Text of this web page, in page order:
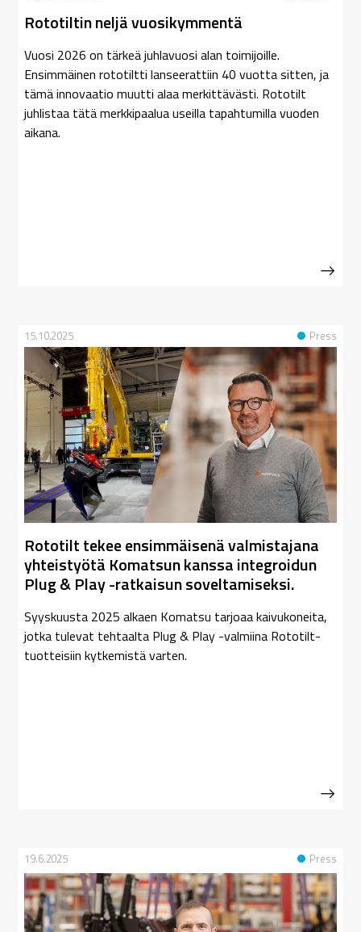
Rototiltin neljä vuosikymmentä
Vuosi 2026 on tärkeä juhlavuosi alan toimijoille.
Ensimmäinen rototiltti lanseerattiin 40 vuotta sitten, ja
tämä innovaatio muutti alaa merkittävästi. Rototilt
juhlistaa tätä merkkipaalua useilla tapahtumilla vuoden
aikana.
Press
15.10.2025
Rototilt tekee ensimmäisenä valmistajana
yhteistyötä Komatsun kanssa integroidun
Plug & Play -ratkaisun soveltamiseksi.
Syyskuusta 2025 alkaen Komatsu tarjoaa kaivukoneita,
jotka tulevat tehtaalta Plug & Play -valmiina Rototilt-
tuotteisiin kytkemistä varten.
Press
19.6.2025